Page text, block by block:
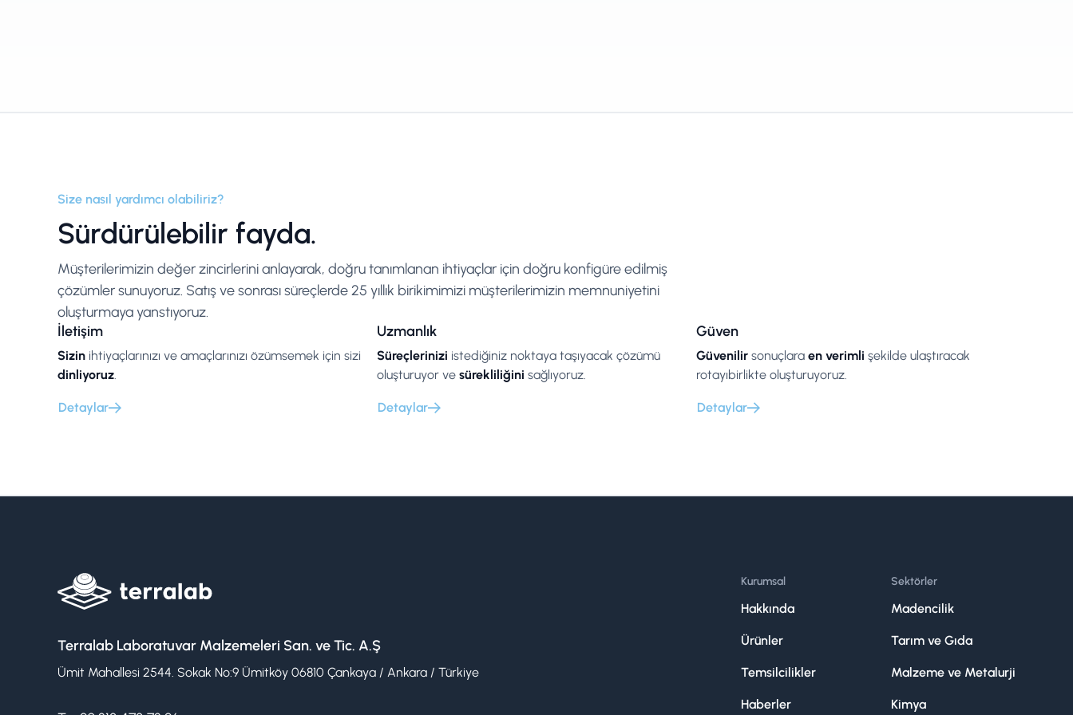
Size nasıl yardımcı olabiliriz?
Sürdürülebilir fayda.
Müşterilerimizin değer zincirlerini anlayarak, doğru tanımlanan ihtiyaçlar için doğru konfigüre edilmiş
çözümler sunuyoruz. Satış ve sonrası süreçlerde 25 yıllık birikimimizi müşterilerimizin memnuniyetini
oluşturmaya yanstıyoruz.
İletişim
Sizin ihtiyaçlarınızı ve amaçlarınızı özümsemek için sizi
dinliyoruz.
Detaylar
Uzmanlık
Süreçlerinizi istediğiniz noktaya taşıyacak çözümü
oluşturuyor ve sürekliliğini sağlıyoruz.
Detaylar
Güven
Güvenilir sonuçlara en verimli şekilde ulaştıracak
rotayıbirlikte oluşturuyoruz.
Detaylar
Terralab Laboratuvar Malzemeleri San. ve Tic. A.Ş
Ümit Mahallesi 2544. Sokak No:9 Ümitköy 06810 Çankaya / Ankara / Türkiye
Kurumsal
Hakkında
Ürünler
Temsilcilikler
Haberler
Sektörler
Madencilik
Tarım ve Gıda
Malzeme ve Metalurji
Kimya